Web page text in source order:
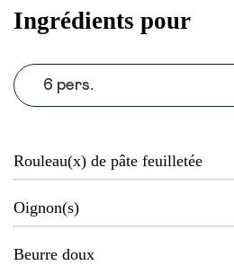
Ingrédients pour
6 pers.
Rouleau(x) de pâte feuilletée
Oignon(s)
Beurre doux